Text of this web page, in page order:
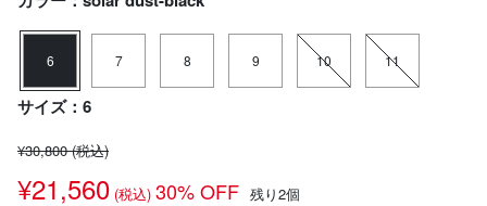
6 7 8 9 10 11
サイズ：6
¥30,800(税込)
¥21,560 (税込) 30% OFF 残り2個